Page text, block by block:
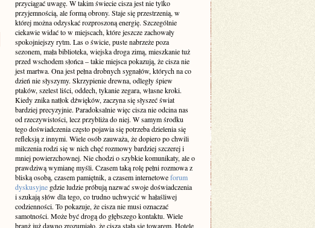
przyciągać uwagę. W takim świecie cisza jest nie tylko
przyjemnością, ale formą obrony. Staje się przestrzenią, w
której można odzyskać rozproszoną energię. Szczególnie
ciekawie widać to w miejscach, które jeszcze zachowały
spokojniejszy rytm. Las o świcie, puste nabrzeże poza
sezonem, mała biblioteka, wiejska droga zimą, mieszkanie tuż
przed wschodem słońca – takie miejsca pokazują, że cisza nie
jest martwa. Ona jest pełna drobnych sygnałów, których na co
dzień nie słyszymy. Skrzypienie drewna, odległy śpiew
ptaków, szelest liści, oddech, tykanie zegara, własne kroki.
Kiedy znika natłok dźwięków, zaczyna się słyszeć świat
bardziej precyzyjnie. Paradoksalnie więc cisza nie odcina nas
od rzeczywistości, lecz przybliża do niej. W samym środku
tego doświadczenia często pojawia się potrzeba dzielenia się
refleksją z innymi. Wiele osób zauważa, że dopiero po chwili
milczenia rodzi się w nich chęć rozmowy bardziej szczerej i
mniej powierzchownej. Nie chodzi o szybkie komunikaty, ale o
prawdziwą wymianę myśli. Czasem taką rolę pełni rozmowa z
bliską osobą, czasem pamiętnik, a czasem internetoweforum
dyskusyjne gdzie ludzie próbują nazwać swoje doświadczenia
i szukają słów dla tego, co trudno uchwycić w hałaśliwej
codzienności. To pokazuje, że cisza nie musi oznaczać
samotności. Może być drogą do głębszego kontaktu. Wiele
branż już dawno zrozumiało, że cisza stała się towarem. Hotele